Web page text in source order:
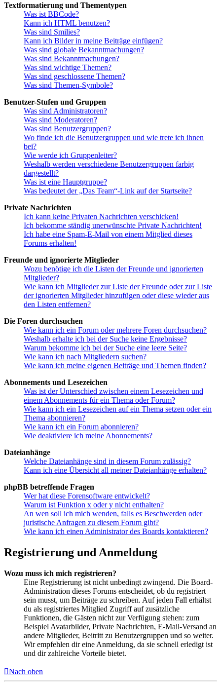
Textformatierung und Thementypen
Was ist BBCode?
Kann ich HTML benutzen?
Was sind Smilies?
Kann ich Bilder in meine Beiträge einfügen?
Was sind globale Bekanntmachungen?
Was sind Bekanntmachungen?
Was sind wichtige Themen?
Was sind geschlossene Themen?
Was sind Themen-Symbole?
Benutzer-Stufen und Gruppen
Was sind Administratoren?
Was sind Moderatoren?
Was sind Benutzergruppen?
Wo finde ich die Benutzergruppen und wie trete ich ihnen
bei?
Wie werde ich Gruppenleiter?
Weshalb werden verschiedene Benutzergruppen farbig
dargestellt?
Was ist eine Hauptgruppe?
Was bedeutet der „Das Team“-Link auf der Startseite?
Private Nachrichten
Ich kann keine Privaten Nachrichten verschicken!
Ich bekomme ständig unerwünschte Private Nachrichten!
Ich habe eine Spam-E-Mail von einem Mitglied dieses
Forums erhalten!
Freunde und ignorierte Mitglieder
Wozu benötige ich die Listen der Freunde und ignorierten
Mitglieder?
Wie kann ich Mitglieder zur Liste der Freunde oder zur Liste
der ignorierten Mitglieder hinzufügen oder diese wieder aus
den Listen entfernen?
Die Foren durchsuchen
Wie kann ich ein Forum oder mehrere Foren durchsuchen?
Weshalb erhalte ich bei der Suche keine Ergebnisse?
Warum bekomme ich bei der Suche eine leere Seite?
Wie kann ich nach Mitgliedern suchen?
Wie kann ich meine eigenen Beiträge und Themen finden?
Abonnements und Lesezeichen
Was ist der Unterschied zwischen einem Lesezeichen und
einem Abonnements für ein Thema oder Forum?
Wie kann ich ein Lesezeichen auf ein Thema setzen oder ein
Thema abonnieren?
Wie kann ich ein Forum abonnieren?
Wie deaktiviere ich meine Abonnements?
Dateianhänge
Welche Dateianhänge sind in diesem Forum zulässig?
Kann ich eine Übersicht all meiner Dateianhänge erhalten?
phpBB betreffende Fragen
Wer hat diese Forensoftware entwickelt?
Warum ist Funktion x oder y nicht enthalten?
An wen soll ich mich wenden, falls es Beschwerden oder
juristische Anfragen zu diesem Forum gibt?
Wie kann ich einen Administrator des Boards kontaktieren?
Registrierung und Anmeldung
Wozu muss ich mich registrieren?
Eine Registrierung ist nicht unbedingt zwingend. Die Board-
Administration dieses Forums entscheidet, ob du registriert
sein musst, um Beiträge zu schreiben. Auf jeden Fall erhältst
du als registriertes Mitglied Zugriff auf zusätzliche
Funktionen, die Gästen nicht zur Verfügung stehen: zum
Beispiel Avatarbilder, Private Nachrichten, E-Mail-Versand an
andere Mitglieder, Beitritt zu Benutzergruppen und so weiter.
Wir empfehlen dir eine Anmeldung, da sie schnell erledigt ist
und dir zahlreiche Vorteile bietet.
Nach oben